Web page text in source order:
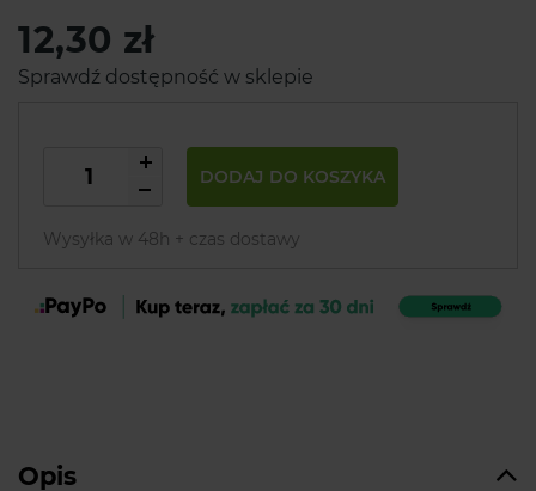
12,30 zł
Sprawdź dostępność w sklepie
DODAJ DO KOSZYKA
Wysyłka w 48h + czas dostawy
Opis